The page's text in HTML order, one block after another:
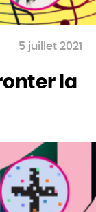
la
5 juillet 2021